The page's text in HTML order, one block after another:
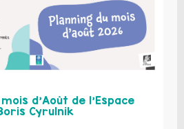
d’Août de l’Espace
Cyrulnik